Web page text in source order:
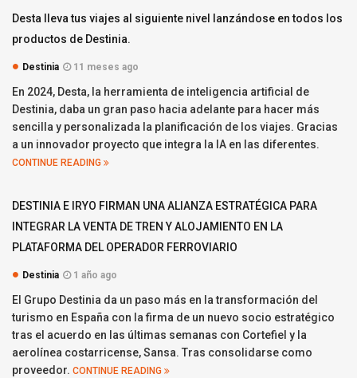
Desta lleva tus viajes al siguiente nivel lanzándose en todos los
productos de Destinia.
Destinia 11 meses ago
En 2024, Desta, la herramienta de inteligencia artificial de
Destinia, daba un gran paso hacia adelante para hacer más
sencilla y personalizada la planificación de los viajes. Gracias
a un innovador proyecto que integra la IA en las diferentes.
CONTINUE READING
DESTINIA E IRYO FIRMAN UNA ALIANZA ESTRATÉGICA PARA
INTEGRAR LA VENTA DE TREN Y ALOJAMIENTO EN LA
PLATAFORMA DEL OPERADOR FERROVIARIO
Destinia 1 año ago
El Grupo Destinia da un paso más en la transformación del
turismo en España con la firma de un nuevo socio estratégico
tras el acuerdo en las últimas semanas con Cortefiel y la
aerolínea costarricense, Sansa. Tras consolidarse como
proveedor. CONTINUE READING